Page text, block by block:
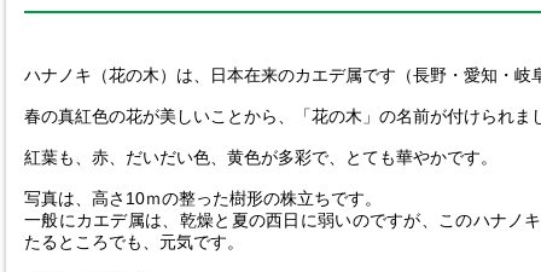
ハナノキ（花の木）は、日本在来のカエデ属です（長野・愛知・岐
春の真紅色の花が美しいことから、「花の木」の名前が付けられま
紅葉も、赤、だいだい色、黄色が多彩で、とても華やかです。
写真は、高さ10ｍの整った樹形の株立ちです。
一般にカエデ属は、乾燥と夏の西日に弱いのですが、このハナノ
たるところでも、元気です。